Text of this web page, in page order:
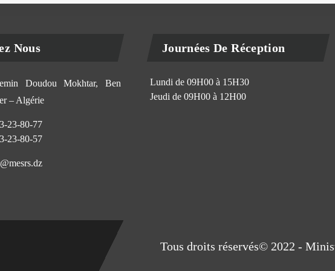
Nous
Doudou Mokhtar, Ben
– Algérie
23-80-77
23-80-57
Journées De Réception
Lundi de 09H00 à 15H30
Jeudi de 09H00 à 12H00
Tous droits réservés© 2022 -